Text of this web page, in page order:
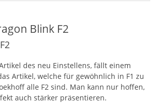
Blink F2
des neu Einstellens, fällt einem
Artikel, welche für gewöhnlich in F1 zu
alle F2 sind. Man kann nur hoffen,
auch stärker präsentieren.